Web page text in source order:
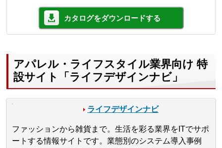
カタログをダウンロードする
アパレル・ライフスタイル業界向け 特
設サイト「ライフデザインナビ」
ライフデザインナビ
ファッションから雑貨まで。生活を彩る業界をITでサポ
ートする情報サイトです。業態別のシステム導入事例